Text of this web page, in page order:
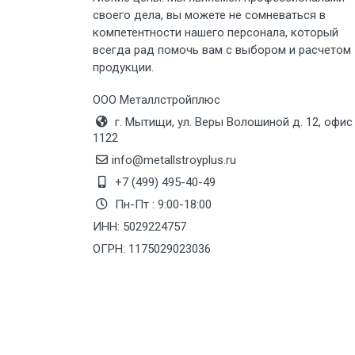
Груз до 6 м, вес до 8 тн
Груз до 6 м, вес до 10 тн
Груз до 12 м, вес до 20 тн
Манипулятор до 6 м, вес до 8 тн
своего дела, вы можете не сомневаться в
компетентности нашего персонала, который
всегда рад помочь вам с выбором и расчетом
продукции.
ООО Металлстройплюс
г. Мытищи, ул. Веры Волошиной д. 12, офис
1122
info@metallstroyplus.ru
+7 (499) 495-40-49
Пн-Пт : 9:00-18:00
ИНН: 5029224757
ОГРН: 1175029023036